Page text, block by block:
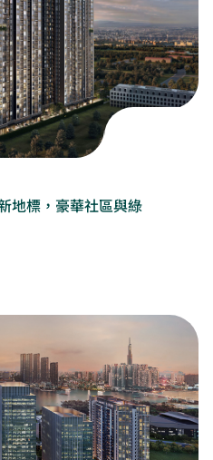
標，豪華社區與綠